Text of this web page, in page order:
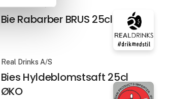
Real Drinks A/S
Bie Rabarber BRUS 25cl ØKO
Real Drinks A/S
Bies Hyldeblomstsaft 25cl
ØKO